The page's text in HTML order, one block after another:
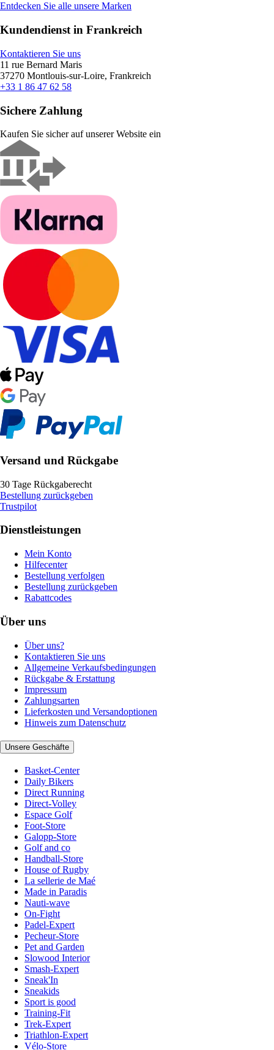
Entdecken Sie alle unsere Marken
Kundendienst in Frankreich
Kontaktieren Sie uns
11 rue Bernard Maris
37270 Montlouis-sur-Loire, Frankreich
+33 1 86 47 62 58
Sichere Zahlung
Kaufen Sie sicher auf unserer Website ein
Versand und Rückgabe
30 Tage Rückgaberecht
Bestellung zurückgeben
Trustpilot
Dienstleistungen
Mein Konto
Hilfecenter
Bestellung verfolgen
Bestellung zurückgeben
Rabattcodes
Über uns
Über uns?
Kontaktieren Sie uns
Allgemeine Verkaufsbedingungen
Rückgabe & Erstattung
Impressum
Zahlungsarten
Lieferkosten und Versandoptionen
Hinweis zum Datenschutz
Unsere Geschäfte
Basket-Center
Daily Bikers
Direct Running
Direct-Volley
Espace Golf
Foot-Store
Galopp-Store
Golf and co
Handball-Store
House of Rugby
La sellerie de Maé
Made in Paradis
Nauti-wave
On-Fight
Padel-Expert
Pecheur-Store
Pet and Garden
Slowood Interior
Smash-Expert
Sneak'In
Sneakids
Sport is good
Training-Fit
Trek-Expert
Triathlon-Expert
Vélo-Store